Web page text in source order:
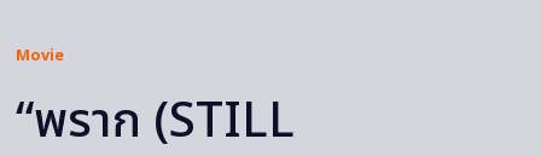
Movie
“พราก (STILL